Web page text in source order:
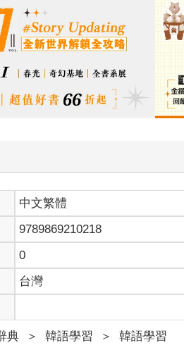
中文繁體
9789869210218
0
台灣
典 ＞ 韓語學習 ＞ 韓語學習